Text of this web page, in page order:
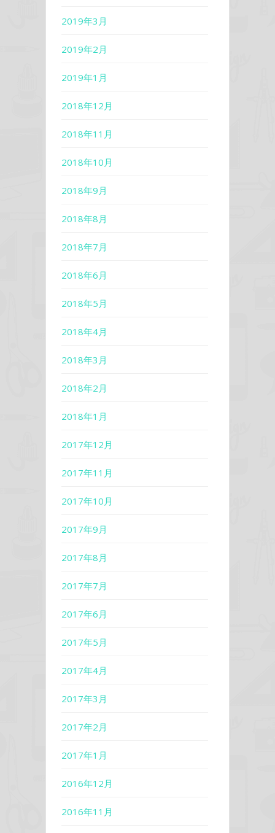
2019年3月
2019年2月
2019年1月
2018年12月
2018年11月
2018年10月
2018年9月
2018年8月
2018年7月
2018年6月
2018年5月
2018年4月
2018年3月
2018年2月
2018年1月
2017年12月
2017年11月
2017年10月
2017年9月
2017年8月
2017年7月
2017年6月
2017年5月
2017年4月
2017年3月
2017年2月
2017年1月
2016年12月
2016年11月